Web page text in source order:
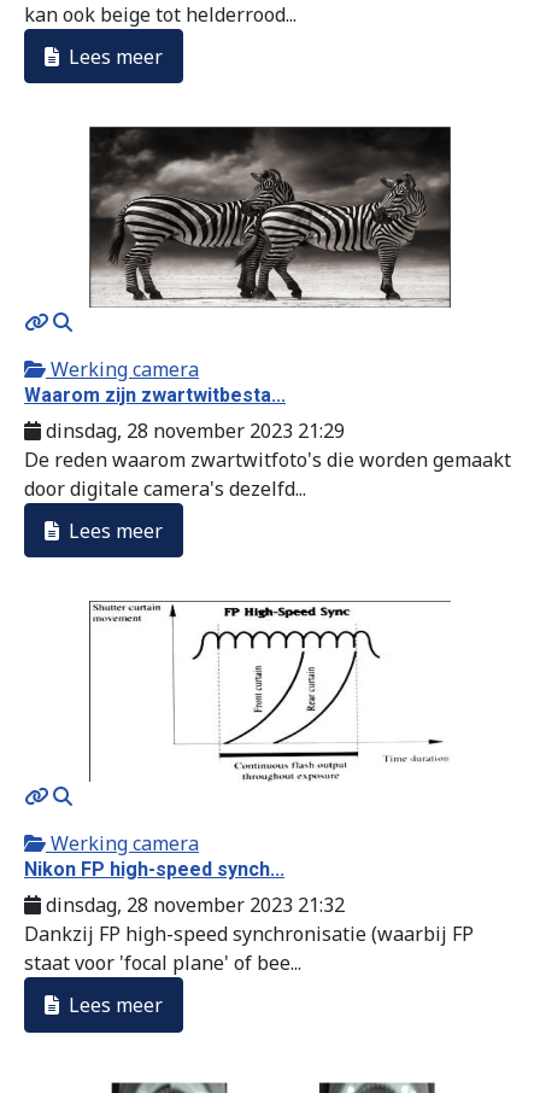
kan ook beige tot helderrood...
Lees meer
MOD_JTCS_VIEW_ARTICLE_LINK
Werking camera
Waarom zijn zwartwitbesta...
dinsdag, 28 november 2023 21:29
De reden waarom zwartwitfoto's die worden gemaakt
door digitale camera's dezelfd...
Lees meer
MOD_JTCS_VIEW_ARTICLE_LINK
Werking camera
Nikon FP high-speed synch...
dinsdag, 28 november 2023 21:32
Dankzij FP high-speed synchronisatie (waarbij FP
staat voor 'focal plane' of bee...
Lees meer